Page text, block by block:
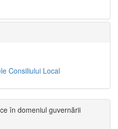
Consiliului Local
în domeniul guvernării